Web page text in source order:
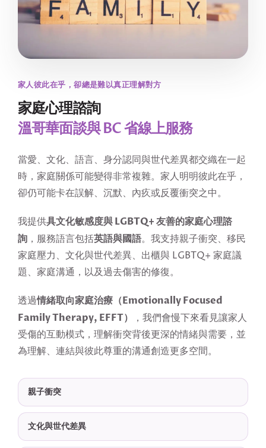
家人彼此在乎，卻總是難以真正理解對方
家庭心理諮詢
溫哥華面談與 BC 省線上服務
當愛、文化、語言、身分認同與世代差異都交織在一起
時，家庭關係可能變得非常複雜。家人明明彼此在乎，
卻仍可能卡在誤解、沉默、內疚或反覆衝突之中。
我提供具文化敏感度與 LGBTQ+ 友善的家庭心理諮
詢 ，服務語言包括英語與國語。我支持親子衝突、移民
家庭壓力、文化與世代差異、出櫃與 LGBTQ+ 家庭議
題、家庭溝通，以及過去傷害的修復。
透過情緒取向家庭治療（Emotionally Focused
Family Therapy, EFFT）
，我們會慢下來看見讓家人
受傷的互動模式，理解衝突背後更深的情緒與需要，並
為理解、連結與彼此尊重的溝通創造更多空間。
親子衝突
文化與世代差異